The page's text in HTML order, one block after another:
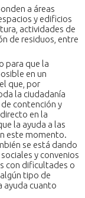
a áreas
y edificios
actividades de
de residuos, entre
para que la
en un
que, por
la ciudadanía
contención y
en la
la ayuda a las
este momento.
se está dando
y convenios
con dificultades o
tipo de
ayuda cuanto